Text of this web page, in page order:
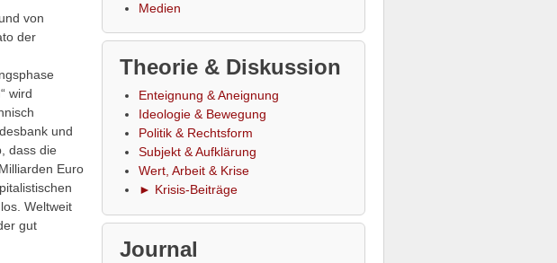
von
der
wird
und
dass die
Euro
Weltweit
gut
Medien
Theorie & Diskussion
Enteignung & Aneignung
Ideologie & Bewegung
Politik & Rechtsform
Subjekt & Aufklärung
Wert, Arbeit & Krise
► Krisis-Beiträge
Journal